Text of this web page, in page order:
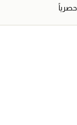
حصرياً